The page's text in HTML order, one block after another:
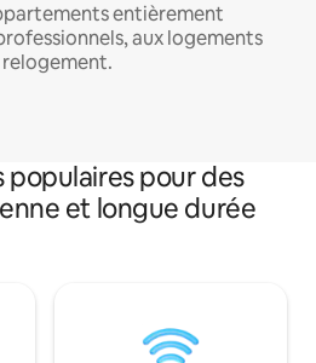
entièrement
aux logements
pour des
et longue durée